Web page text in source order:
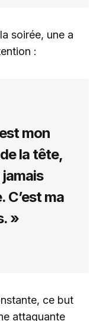
soirée, une a
:
mon
la tête,
jamais
C’est ma
»
ce but
attaquante